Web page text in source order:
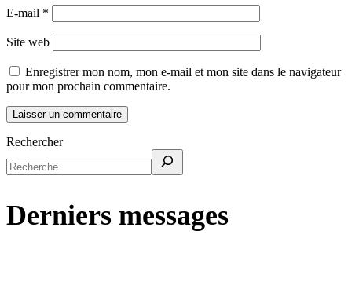
E-mail *
Site web
Enregistrer mon nom, mon e-mail et mon site dans le navigateur
pour mon prochain commentaire.
Rechercher
Derniers messages